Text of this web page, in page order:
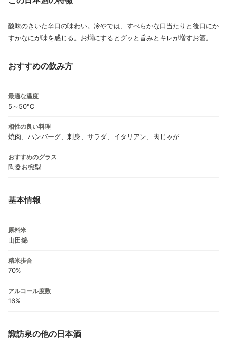
酸味のきいた辛口の味わい。冷やでは、すべらかな口当たりと後口にか
すかなにが味を感じる。お燗にするとグッと旨みとキレが増すお酒。
おすすめの飲み方
最適な温度
5～50℃
相性の良い料理
焼肉、ハンバーグ、刺身、サラダ、イタリアン、肉じゃが
おすすめのグラス
陶器お椀型
基本情報
原料米
山田錦
精米歩合
70%
アルコール度数
16%
諏訪泉の他の日本酒